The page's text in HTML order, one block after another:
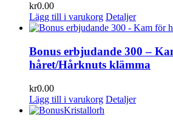
kr0.00
Lägg till i varukorg Detaljer
Bonus erbjudande 300 –
håret/Hårknuts klämma
kr0.00
Lägg till i varukorg Detaljer